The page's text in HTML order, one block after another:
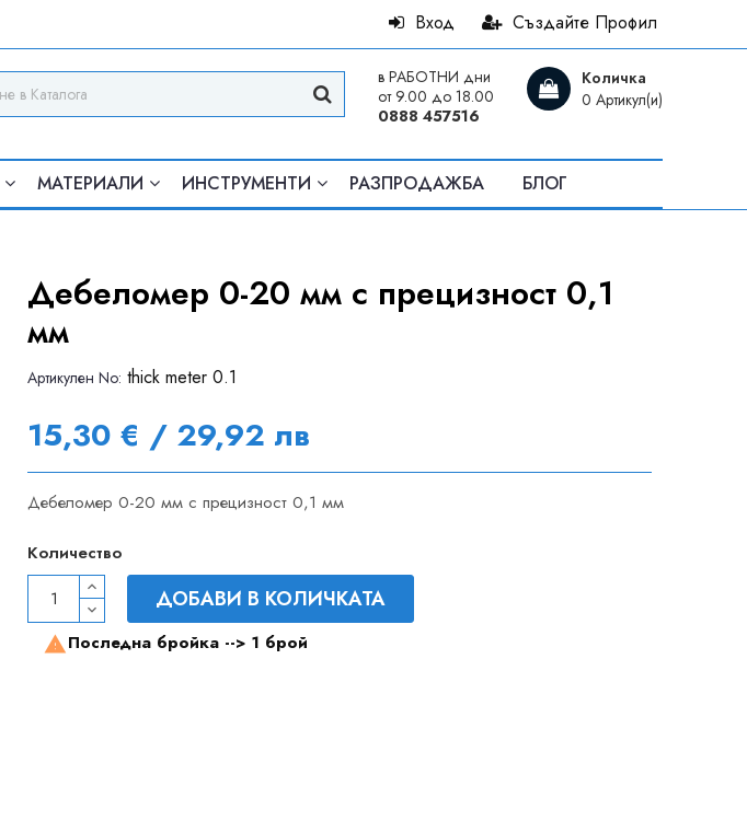
Създайте Профил
Вход
Количка
0 Артикул(и)
в РАБОТНИ дни
от 9.00 до 18.00
0888 457516
МАТЕРИАЛИ ИНСТРУМЕНТИ РАЗПРОДАЖБА БЛОГ
Дебеломер 0-20 мм с прецизност 0,1
мм
Артикулен Nо: thick meter 0.1
15,30 € / 29,92 лв
Дебеломер 0-20 мм с прецизност 0,1 мм
Количество
ДОБАВИ В КОЛИЧКАТА
 Последна бройка --> 1 брой